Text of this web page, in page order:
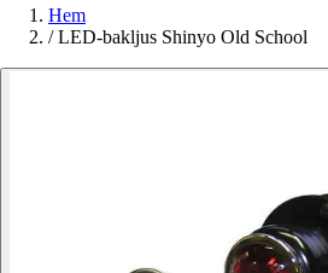
Hem
/ LED-bakljus Shinyo Old School